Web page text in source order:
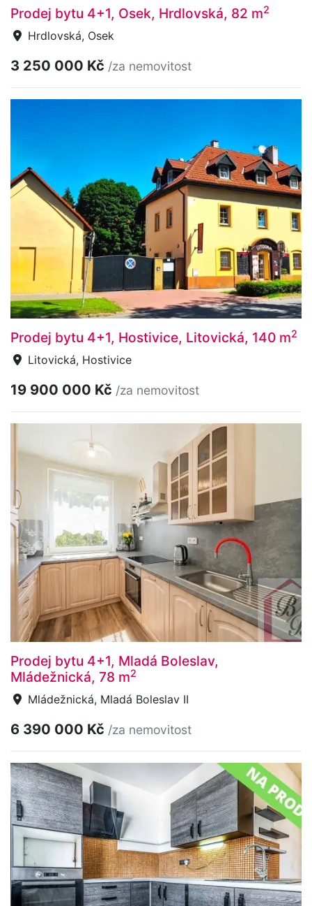
Prodej bytu 4+1, Osek, Hrdlovská, 82 m2
Hrdlovská, Osek
3 250 000 Kč /za nemovitost
Prodej bytu 4+1, Hostivice, Litovická, 140 m2
Litovická, Hostivice
19 900 000 Kč /za nemovitost
Prodej bytu 4+1, Mladá Boleslav,
Mládežnická, 78 m2
Mládežnická, Mladá Boleslav II
6 390 000 Kč /za nemovitost